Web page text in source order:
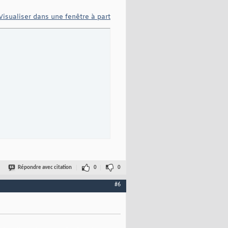
dans une fenêtre à part
Répondre avec citation 0 0
#6